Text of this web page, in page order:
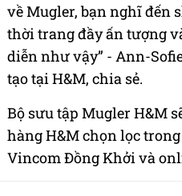
về Mugler, bạn nghĩ đến
thời trang đầy ấn tượng
diễn như vậy” - Ann-
tạo tại H&M, chia sẻ.
Bộ sưu tập Mugler H&M
hàng H&M chọn lọc
Vincom Đồng Khởi và